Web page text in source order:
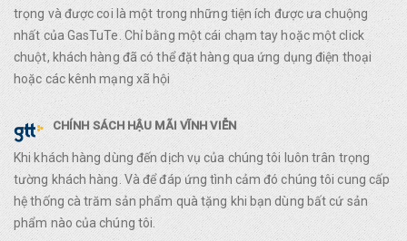
trọng và được coi là một trong những tiện ích được ưa chuộng
nhất của GasTuTe. Chỉ bằng một cái chạm tay hoặc một click
chuột, khách hàng đã có thể đặt hàng qua ứng dụng điện thoại
hoặc các kênh mạng xã hội
CHÍNH SÁCH HẬU MÃI VĨNH VIỄN
Khi khách hàng dùng đến dịch vụ của chúng tôi luôn trân trọng
tường khách hàng. Và để đáp ứng tình cảm đó chúng tôi cung cấp
hệ thống cà trăm sản phẩm quà tặng khi bạn dùng bất cứ sản
phẩm nào của chúng tôi.